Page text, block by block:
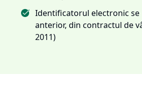
Identificatorul electronic
anterior, din contractul de
2011)